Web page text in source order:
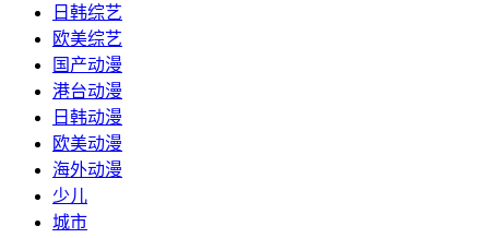
日韩综艺
欧美综艺
国产动漫
港台动漫
日韩动漫
欧美动漫
海外动漫
少儿
城市